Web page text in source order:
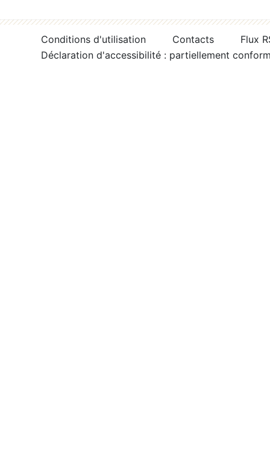
Conditions d'utilisation Contacts
Flux
Déclaration d'accessibilité : partiellement